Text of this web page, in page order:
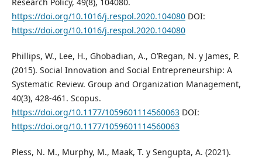
https://doi.org/10.1016/j.respol.2020.104080DOI:
https://doi.org/10.1016/j.respol.2020.104080
Phillips, W., Lee, H., Ghobadian, A., O’Regan, N. y James, P.
(2015). Social Innovation and Social Entrepreneurship: A
Systematic Review. Group and Organization Management,
40(3), 428-461. Scopus.
https://doi.org/10.1177/1059601114560063DOI:
https://doi.org/10.1177/1059601114560063
Pless, N. M., Murphy, M., Maak, T. y Sengupta, A. (2021).